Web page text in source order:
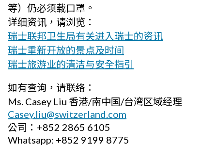
等）仍必须载口罩。
详细资讯，请浏览：
瑞士联邦卫生局有关进入瑞士的资讯
瑞士重新开放的景点及时间
瑞士旅游业的清洁与安全指引
如有查询，请联络：
Ms. Casey Liu 香港/南中国/台湾区域经理
Casey.liu@switzerland.com
公司：+852 2865 6105
Whatsapp: +852 9199 8775